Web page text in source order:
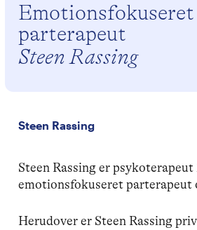
Emotionsfokuseret
parterapeut
Steen Rassing
Steen Rassing
Steen Rassing er psykoterapeut
emotionsfokuseret parterapeut
Herudover er Steen Rassing